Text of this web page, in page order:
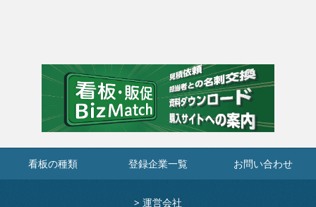
看板の種類 登録企業一覧 お問い合わせ
> 運営会社